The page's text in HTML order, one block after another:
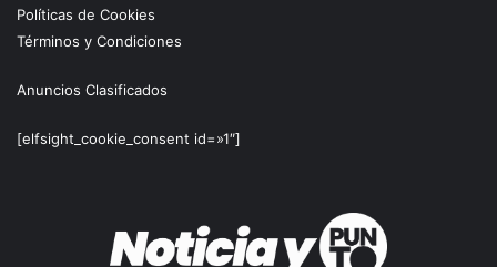
Políticas de Cookies
Términos y Condiciones
Anuncios Clasificados
[elfsight_cookie_consent id=»1″]